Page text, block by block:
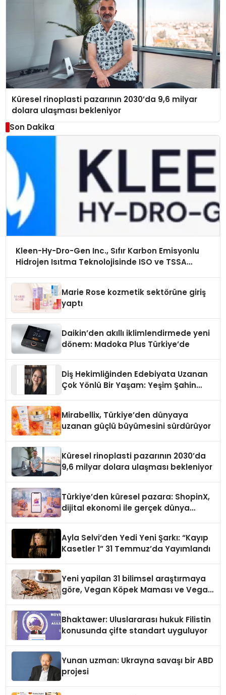
Küresel rinoplasti pazarının 2030’da 9,6 milyar
dolara ulaşması bekleniyor
Son Dakika
Kleen-Hy-Dro-Gen Inc., Sıfır Karbon Emisyonlu
Hidrojen Isıtma Teknolojisinde ISO ve TSSA
Marie Rose kozmetik sektörüne giriş
yaptı
Daikin’den akıllı iklimlendirmede yeni
dönem: Madoka Plus Türkiye’de
Diş Hekimliğinden Edebiyata Uzanan
Çok Yönlü Bir Yaşam: Yeşim Şahin
Mirabellix, Türkiye’den dünyaya
uzanan güçlü büyümesini sürdürüyor
Küresel rinoplasti pazarının 2030’da
9,6 milyar dolara ulaşması bekleniyor
Türkiye’den küresel pazara: ShopinX,
dijital ekonomi ile gerçek dünya
Ayla Selvi’den Yedi Yeni Şarkı: “Kayıp
Kasetler 1” 31 Temmuz’da Yayımlandı
Yeni yapilan 31 bilimsel araştırmaya
göre, Vegan Köpek Maması ve Vegan
Bhaktawer: Uluslararası hukuk Filistin
konusunda çifte standart uyguluyor
Yunan uzman: Ukrayna savaşı bir ABD
projesi